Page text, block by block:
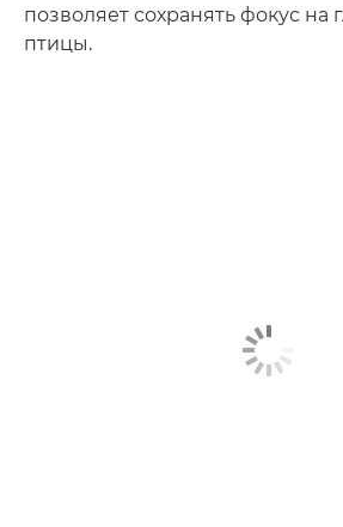
позволяет сохранять фокус на
птицы.